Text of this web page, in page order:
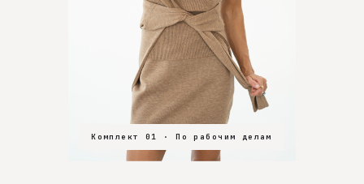
Комплект 01 · По рабочим делам
Комплект 02 · В зал
Комплект 03 · На особенный вечер